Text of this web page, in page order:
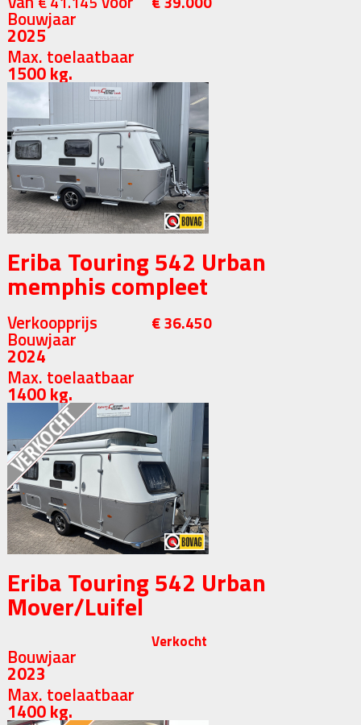
Bouwjaar
2025
Max. toelaatbaar
1500 kg.
Eriba Touring 542 Urban
memphis compleet
Verkoopprijs € 36.450
Bouwjaar
2024
Max. toelaatbaar
1400 kg.
Eriba Touring 542 Urban
Mover/Luifel
Verkocht
Bouwjaar
2023
Max. toelaatbaar
1400 kg.